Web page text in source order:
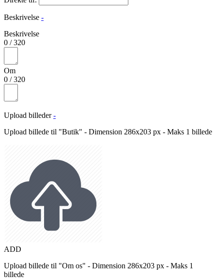
Beskrivelse -
Beskrivelse
0 /320
Om
0 /320
Upload billeder -
Upload billede til "Butik" - Dimension 286x203 px - Maks 1 billede
ADD
Upload billede til "Om os" - Dimension 286x203 px - Maks 1
billede